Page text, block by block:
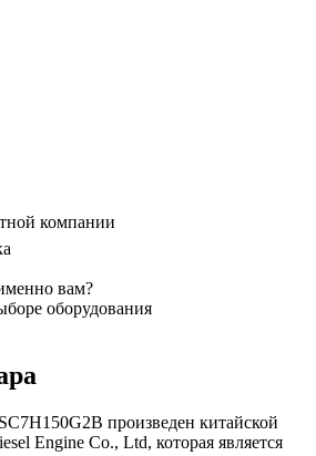
компании
вам?
оборудования
произведен китайской
Engine Co., Ltd, которая является